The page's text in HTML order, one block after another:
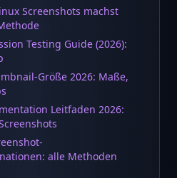
Screenshots machst
Testing Guide (2026):
Größe 2026: Maße,
Leitfaden 2026:
alle Methoden